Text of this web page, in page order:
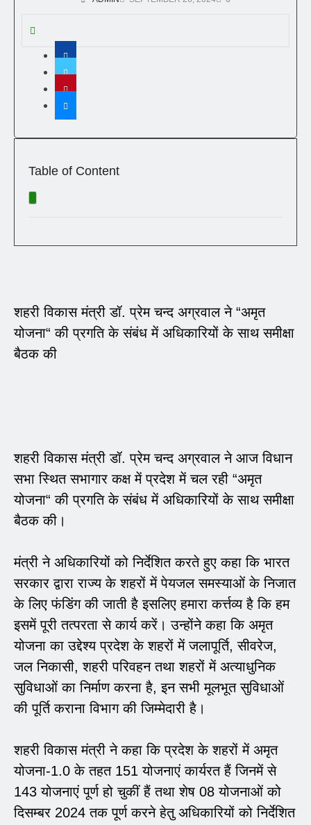
Table of Content
शहरी विकास मंत्री डॉ. प्रेम चन्द अग्रवाल ने “अमृत
योजना“ की प्रगति के संबंध में अधिकारियों के साथ समीक्षा
बैठक की
शहरी विकास मंत्री डॉ. प्रेम चन्द अग्रवाल ने आज विधान
सभा स्थित सभागार कक्ष में प्रदेश में चल रही “अमृत
योजना“ की प्रगति के संबंध में अधिकारियों के साथ समीक्षा
बैठक की।
मंत्री ने अधिकारियों को निर्देशित करते हुए कहा कि भारत
सरकार द्वारा राज्य के शहरों में पेयजल समस्याओं के निजात
के लिए फंडिंग की जाती है इसलिए हमारा कर्त्तव्य है कि हम
इसमें पूरी तत्परता से कार्य करें। उन्होंने कहा कि अमृत
योजना का उद्देश्य प्रदेश के शहरों में जलापूर्ति, सीवरेज,
जल निकासी, शहरी परिवहन तथा शहरों में अत्याधुनिक
सुविधाओं का निर्माण करना है, इन सभी मूलभूत सुविधाओं
की पूर्ति कराना विभाग की जिम्मेदारी है।
शहरी विकास मंत्री ने कहा कि प्रदेश के शहरों में अमृत
योजना-1.0 के तहत 151 योजनाएं कार्यरत हैं जिनमें से
143 योजनाएं पूर्ण हो चुकीं हैं तथा शेष 08 योजनाओं को
दिसम्बर 2024 तक पूर्ण करने हेतु अधिकारियों को निर्देशित